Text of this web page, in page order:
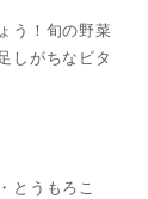
う！旬の野菜
しがちなビタ
とうもろこ